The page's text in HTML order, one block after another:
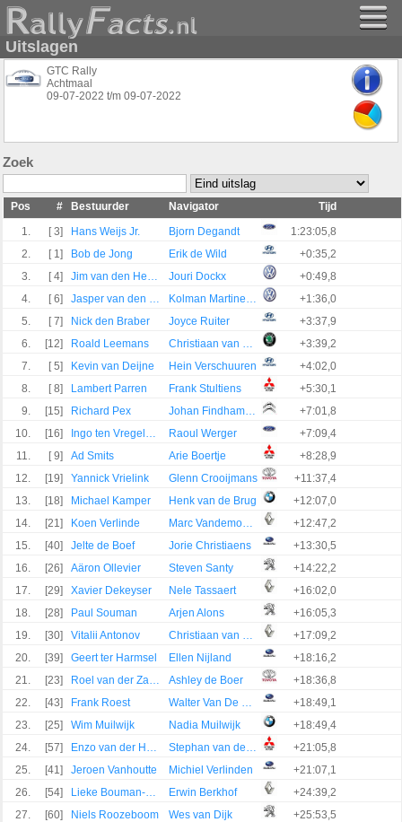
Uitslagen
GTC Rally
Achtmaal
09-07-2022 t/m 09-07-2022
Zoek
Pos # Bestuurder Navigator
Tijd
1.
[ 3] Hans Weijs Jr. Bjorn Degandt
1:23:05,8
2.
[ 1] Bob de Jong Erik de Wild
+0:35,2
3.
[ 4] Jim van den Heuvel Jouri Dockx
+0:49,8
4.
[ 6] Jasper van den Heuvel Kolman Martine Van Den Heuvel -
+1:36,0
5.
[ 7] Nick den Braber Joyce Ruiter
+3:37,9
6.
[12] Roald Leemans Christiaan van Waardenburg
+3:39,2
7.
[ 5] Kevin van Deijne Hein Verschuuren
+4:02,0
8.
[ 8] Lambert Parren Frank Stultiens
+5:30,1
9.
[15] Richard Pex Johan Findhammer
+7:01,8
10.
[16] Ingo ten Vregelaar Raoul Werger
+7:09,4
11.
[ 9] Ad Smits Arie Boertje
+8:28,9
12.
[19] Yannick Vrielink Glenn Crooijmans
+11:37,4
13.
[18] Michael Kamper Henk van de Brug
+12:07,0
14.
[21] Koen Verlinde Marc Vandemoortele
+12:47,2
15.
[40] Jelte de Boef Jorie Christiaens
+13:30,5
16.
[26] Aäron Ollevier Steven Santy
+14:22,2
17.
[29] Xavier Dekeyser Nele Tassaert
+16:02,0
18.
[28] Paul Souman Arjen Alons
+16:05,3
19.
[30] Vitalii Antonov Christiaan van der Rijsen
+17:09,2
20.
[39] Geert ter Harmsel Ellen Nijland
+18:16,2
21.
[23] Roel van der Zanden Ashley de Boer
+18:36,8
22.
[43] Frank Roest Walter Van De Ven
+18:49,1
23.
[25] Wim Muilwijk Nadia Muilwijk
+18:49,4
24.
[57] Enzo van der Heijden Stephan van de Peppel
+21:05,8
25.
[41] Jeroen Vanhoutte Michiel Verlinden
+21:07,1
26.
[54] Lieke Bouman-Dautzenberg Erwin Berkhof
+24:39,2
27.
[60] Niels Roozeboom Wes van Dijk
+25:53,5